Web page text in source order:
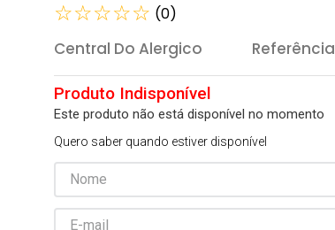
☆☆☆☆☆ (0)
Central Do Alergico Referência
Este produto não está disponível no momento
Quero saber quando estiver disponível